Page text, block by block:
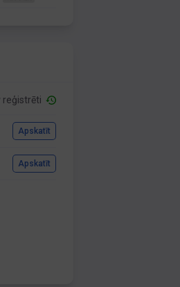
reģistrēti
Apskatīt
Apskatīt